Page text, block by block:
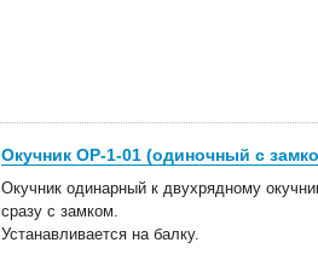
Окучник ОР-1-01 (одиночный с
Окучник одинарный к двухрядному
сразу с замком.
Устанавливается на балку.